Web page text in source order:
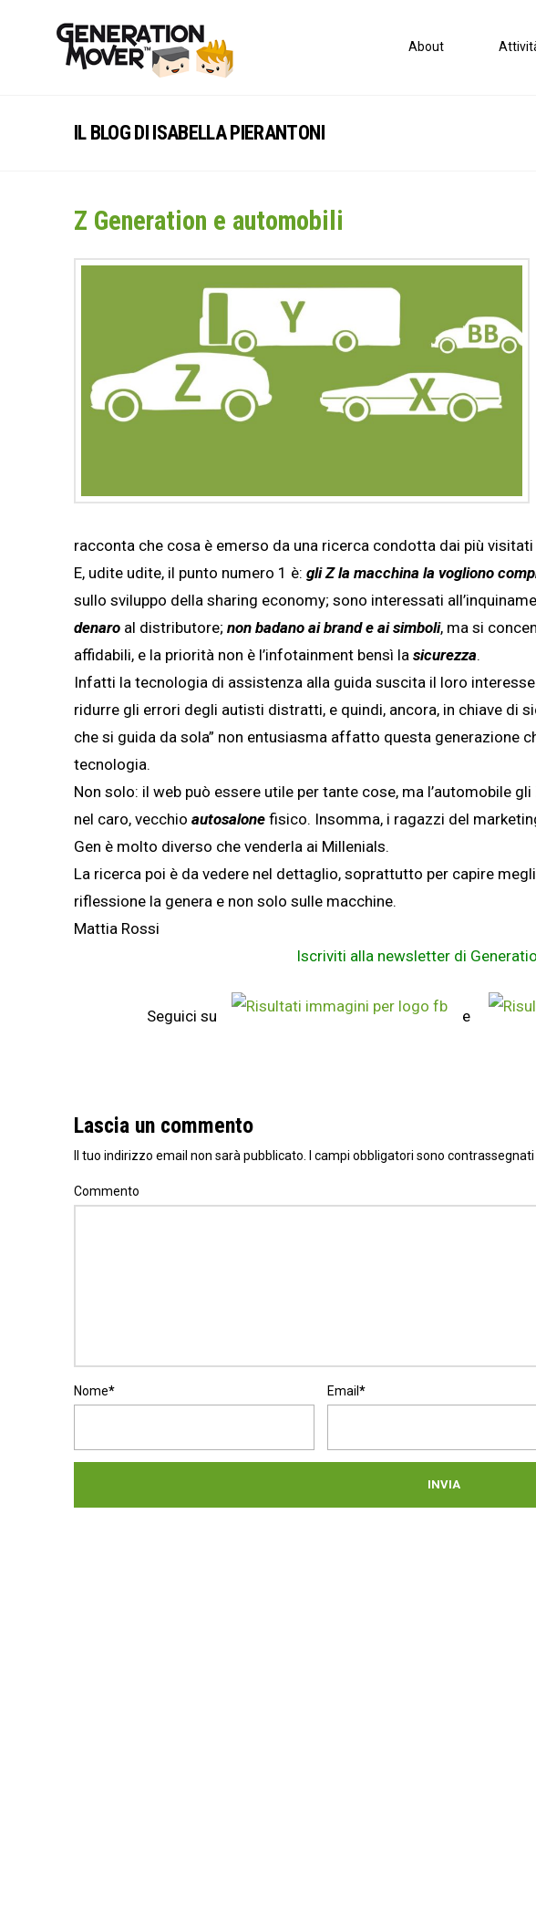
About
IL BLOG DI ISABELLA PIERANTONI
Z Generation e automobili
racconta che cosa è emerso da una ricerca condotta dai più
E, udite udite, il punto numero 1 è: gli Z la macchina la vogliono
sullo sviluppo della sharing economy; sono interessati
denaroal distributore; non badano ai brand e ai simboli, ma si
affidabili, e la priorità non è l’infotainment bensì la sicurezza.
Infatti la tecnologia di assistenza alla guida suscita il loro
ridurre gli errori degli autisti distratti, e quindi, ancora, in chiave di
che si guida da sola” non entusiasma affatto questa generazione
tecnologia.
Non solo: il web può essere utile per tante cose, ma l’automobile
nel caro, vecchio autosalone fisico. Insomma, i ragazzi del
Gen è molto diverso che venderla ai Millenials.
La ricerca poi è da vedere nel dettaglio, soprattutto per capire
riflessione la genera e non solo sulle macchine.
Mattia Rossi
Iscriviti alla newsletter di
Seguici su e
Lascia un commento
Il tuo indirizzo email non sarà pubblicato. I campi obbligatori sono contrassegnati
Commento
Nome* Email*